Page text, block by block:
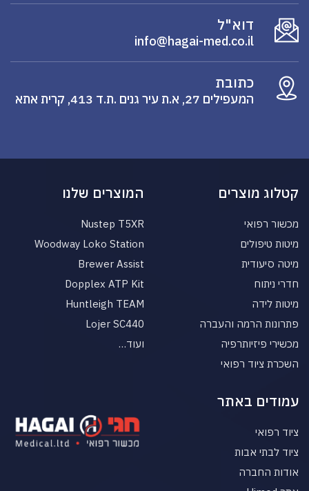
דוא"ל
info@hagai-med.co.il
כתובת
המעפילים 27, א.ת עיר גנים .ת.ד 413, קרית אתא
קטלוג מוצרים
מכשור רפואי
מיטות טיפולים
מיטה סיעודית
חדרי ניתוח
מיטות לידה
פתרונות הרמה והעברה
מכשירי פיזיותרפיה
השכרת ציוד רפואי
המוצרים שלנו
Nustep T5XR
Woodway Loko Station
Brewer Assist
Dopplex ATP Kit
Huntleigh TEAM
Lojer SC440
ועוד…
עמודים באתר
ציוד רפואי
ציוד לבתי אבות
אודות החברה